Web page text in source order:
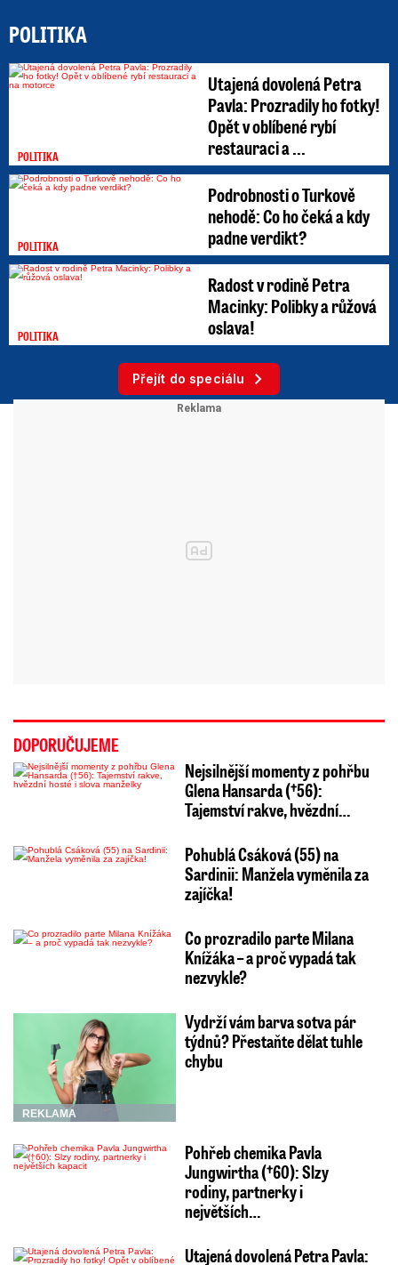
POLITIKA
POLITIKA
Utajená dovolená Petra
Pavla: Prozradily ho fotky!
Opět v oblíbené rybí
restauraci a ...
POLITIKA
Podrobnosti o Turkově
nehodě: Co ho čeká a kdy
padne verdikt?
POLITIKA
Radost v rodině Petra
Macinky: Polibky a růžová
oslava!
Přejít do speciálu
DOPORUČUJEME
Nejsilnější momenty z pohřbu
Glena Hansarda (†56):
Tajemství rakve, hvězdní…
Pohublá Csáková (55) na
Sardinii: Manžela vyměnila za
zajíčka!
Co prozradilo parte Milana
Knížáka – a proč vypadá tak
nezvykle?
REKLAMA
Vydrží vám barva sotva pár
týdnů? Přestaňte dělat tuhle
chybu
Pohřeb chemika Pavla
Jungwirtha (†60): Slzy
rodiny, partnerky i
největších…
Utajená dovolená Petra Pavla: